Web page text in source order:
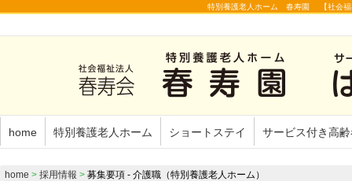
特別養護老人ホーム 春寿園 【社会
home 特別養護老人ホーム ショートステイ サービス付き高
home > 採用情報 > 募集要項 - 介護職（特別養護老人ホーム）